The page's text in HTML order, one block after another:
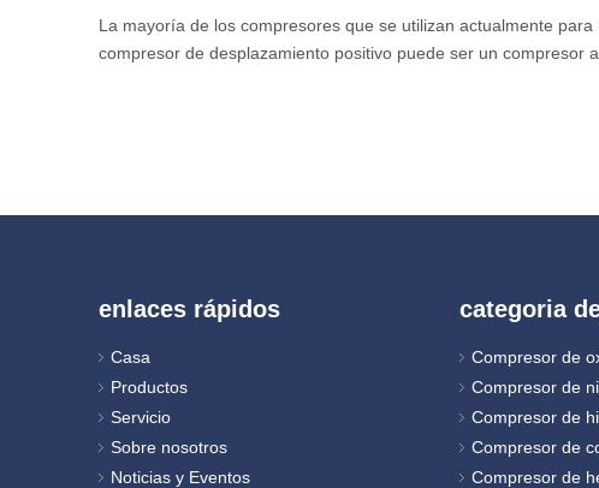
La mayoría de los compresores que se utilizan actualmente
compresor de desplazamiento positivo puede ser un compresor
enlaces rápidos
Casa
Productos
Servicio
Sobre nosotros
Noticias y Eventos
categoria
Compresor de
Compresor de
Compresor de
Compresor de
Compresor de